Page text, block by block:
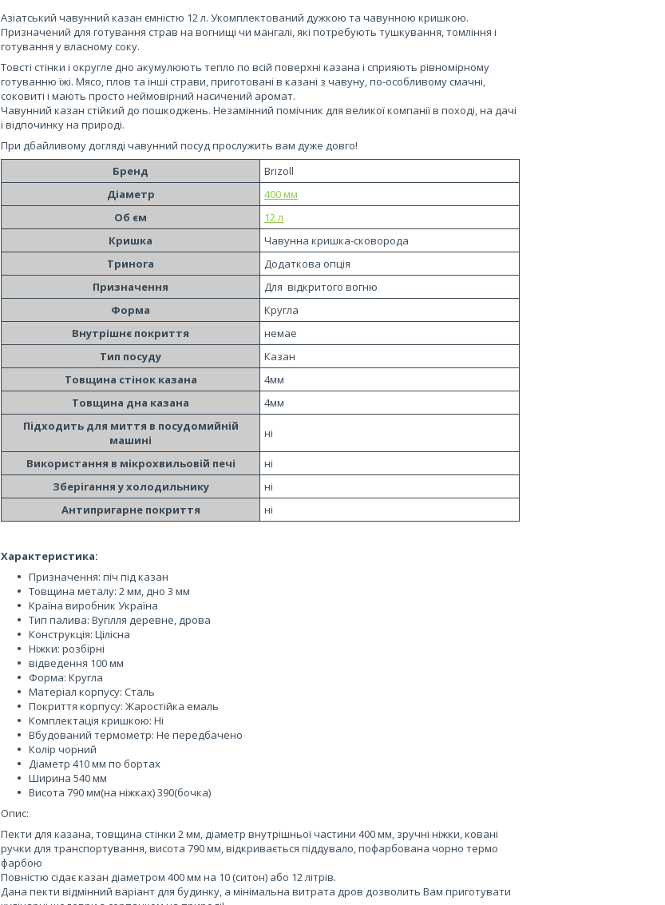
Азіатський чавунний казан ємністю 12 л. Укомплектований дужкою та чавунною кришкою.
Призначений для готування страв на вогнищі чи мангалі, які потребують тушкування, томління і
готування у власному соку.
Товсті стінки і округле дно акумулюють тепло по всій поверхні казана і сприяють рівномірному
готуванню їжі. Мясо, плов та інші страви, приготовані в казані з чавуну, по-особливому смачні,
соковиті і мають просто неймовірний насичений аромат.
Чавунний казан стійкий до пошкоджень. Незамінний помічник для великої компанії в поході, на дачі
і відпочинку на природі.
При дбайливому догляді чавунний посуд прослужить вам дуже довго!
Бренд
Brizoll
Діаметр
400 мм
Об єм
12 л
Кришка
Чавунна кришка-сковорода
Тринога
Додаткова опція
Призначення
Для відкритого вогню
Форма
Кругла
Внутрішнє покриття
немае
Тип посуду
Казан
Товщина стінок казана
4мм
Товщина дна казана
4мм
Підходить для миття в посудомийній
машині
ні
Використання в мікрохвильовій печі
ні
Зберігання у холодильнику
ні
Антипригарне покриття
ні
Характеристика:
Призначення: піч під казан
Товщина металу: 2 мм, дно 3 мм
Країна виробник Україна
Тип палива: Вугілля деревне, дрова
Конструкція: Цілісна
Ніжки: розбірні
відведення 100 мм
Форма: Кругла
Матеріал корпусу: Сталь
Покриття корпусу: Жаростійка емаль
Комплектація кришкою: Ні
Вбудований термометр: Не передбачено
Колір чорний
Діаметр 410 мм по бортах
Ширина 540 мм
Висота 790 мм(на ніжках) 390(бочка)
Опис:
Пекти для казана, товщина стінки 2 мм, діаметр внутрішньої частини 400 мм, зручні ніжки, ковані
ручки для транспортування, висота 790 мм, відкривається піддувало, пофарбована чорно термо
фарбою
Повністю сідає казан діаметром 400 мм на 10 (ситон) або 12 літрів.
Дана пекти відмінний варіант для будинку, а мінімальна витрата дров дозволить Вам приготувати